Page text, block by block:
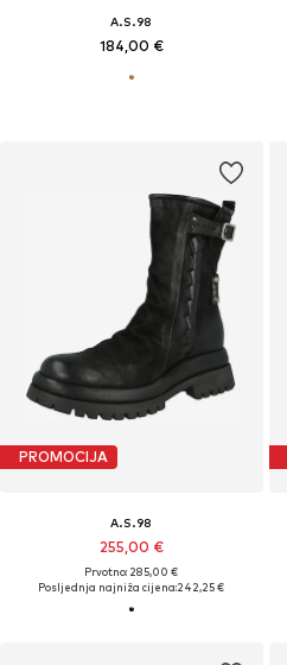
A.S.98
184,00 €
PROMOCIJA
A.S.98
255,00 €
Prvotno: 285,00 €
Posljednja najniža cijena:242,25 €